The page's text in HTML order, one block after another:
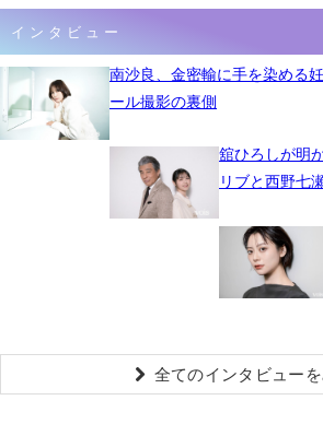
インタビュー
南沙良、金密輸に手を染める
ール撮影の裏側
舘ひろしが明
リブと西野七
全てのインタビュー